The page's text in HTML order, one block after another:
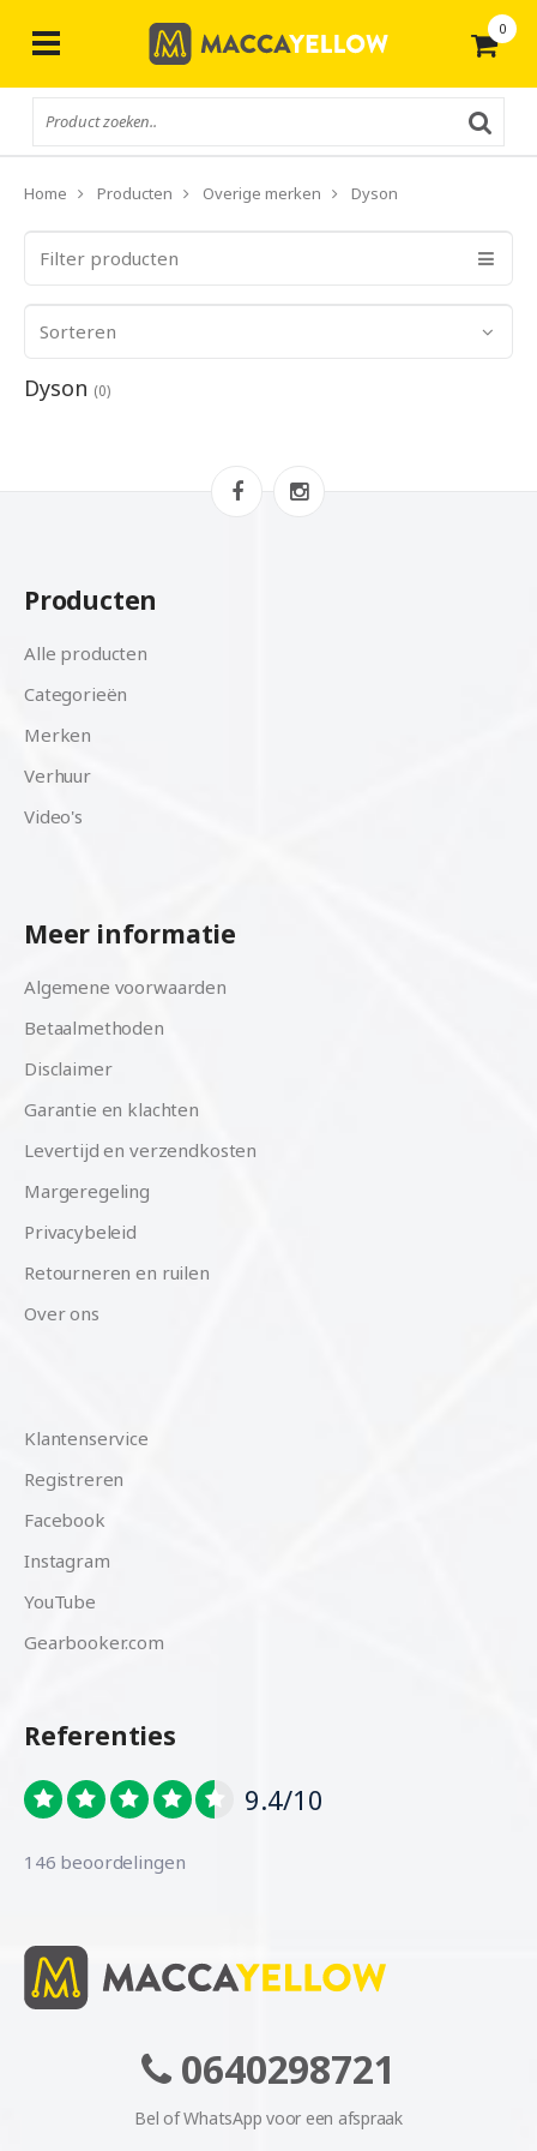
0
Home Producten Overige merken Dyson
Filter producten
Sorteren
Dyson (0)
Producten
Alle producten
Categorieën
Merken
Verhuur
Video's
Meer informatie
Algemene voorwaarden
Betaalmethoden
Disclaimer
Garantie en klachten
Levertijd en verzendkosten
Margeregeling
Privacybeleid
Retourneren en ruilen
Over ons
Klantenservice
Registreren
Facebook
Instagram
YouTube
Gearbooker.com
Referenties
9.4/10
146 beoordelingen
0640298721
Bel of WhatsApp voor een afspraak